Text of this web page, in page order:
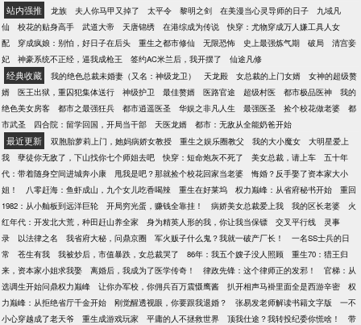
是巅峰，没想到小丑竟是我自己
站内强推 龙族 夫人你马甲又掉了 太平令 黎明之剑 在美漫当心灵导师的日子
九域凡
仙
校花的贴身高手 武道大帝 天唐锦绣 在港综成为传说
快穿：尤物穿成万人嫌工具人女
配
穿成疯娘：别怕，好日子在后头 重生之都市修仙 无限恐怖 史上最强炼气期 破局
清宫妾
妃
神豪系统不正经，逼我成枪王 签约AC米兰后，我开摆了 仙途凡修
经典收藏 我的绝色总裁未婚妻（又名：神级龙卫） 天龙殿 女总裁的上门女婿
女神的超级赘
婿
医王出狱，重囚犯集体送行 神级护卫 最佳赘婿 医路官途 超级村医 都市极品医神
我的
绝色美女房客
都市之最强狂兵 都市逍遥医圣 华娱之非凡人生 最强医圣 捡个校花做老婆
都
市武圣
四合院：留学回国，开局当干部 天医龙婿 都市：无敌从全能奶爸开始
最近更新 双胞胎萝莉上门，她妈病娇女教授 重生之娱乐圈教父 我的大小魔女
大明星爱上
我
孽徒你无敌了，下山找你七个师姐去吧 快穿：短命炮灰不死了 美女总裁，请上车
五十年
代：带着随身空间进城奔小康
甩我是吧？那就捡个校花回家当老婆
悔婚？反手娶了资本家大小
姐！
八零赶海：鱼虾成山，九个女儿吃香喝辣 重生在好莱坞 权力巅峰：从省府秘书开始
重回
1982：从小舢板到远洋巨轮
开局穷光蛋，赚钱全靠挂！ 病娇美女总裁爱上我 我的区长老婆
火
红年代：开发北大荒，种田赶山养全家
身为精英人形的我，你让我当保镖 交叉平行线
灵事
录
以法律之名 我省府大秘，问鼎京圈 军火贩子什么鬼？我就一破产厂长！
一名SS士兵的日
常
苍生有我 我被炒后，市值暴跌，女总裁哭了 86年：我五个嫂子没人照顾
重生70：猎王归
来，资本家小姐求我娶
离婚后，我成为了医学传奇！ 律政先锋：这个律师正的发邪！
官梯：从
选调生开始问鼎权力巅峰
让你办军校，你佣兵百万震慑鹰酱 扒开相声马褂里面全是西游辛密
权
力巅峰：从拒绝省厅千金开始
刚觉醒透视眼，你要跟我退婚？ 张易发老师解读书籍文字版
一不
小心穿越成了老天爷
重生成游戏玩家 平庸的人不拯救世界 顶我仕途？我转投纪委你慌啥！
带